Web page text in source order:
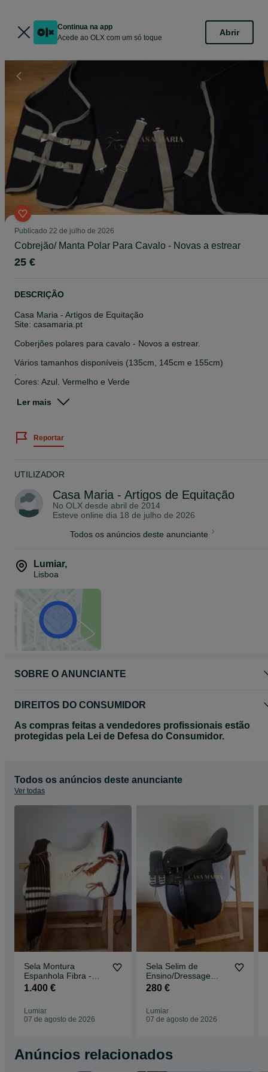
Continua na app
Acede ao OLX com um só toque
Abrir
Publicado 22 de julho de 2026
Cobrejão/ Manta Polar Para Cavalo - Novas a estrear
25 €
DESCRIÇÃO
Casa Maria - Artigos de Equitação
Site: casamaria.pt
Coberjões polares para cavalo - Novos a estrear.
Vários tamanhos disponíveis (135cm, 145cm e 155cm)
Cores: Azul, Vermelho e Verde
ANTES:32€
contate.
Ler mais
Reportar
UTILIZADOR
Casa Maria - Artigos de Equitação
No OLX desde abril de 2014
Esteve online dia 18 de julho de 2026
Todos os anúncios deste anunciante
Lumiar,
Lisboa
SOBRE O ANUNCIANTE
DIREITOS DO CONSUMIDOR
As compras feitas a vendedores profissionais estão
protegidas pela Lei de Defesa do Consumidor.
Todos os anúncios deste anunciante
Ver todas
Sela Montura
Espanhola Fibra -
Vaso Profundo -
1.400 €
Lumiar
07 de agosto de 2026
Sela Selim de
Ensino/Dressage
Completo - Novo
280 €
Lumiar
07 de agosto de 2026
Anúncios relacionados